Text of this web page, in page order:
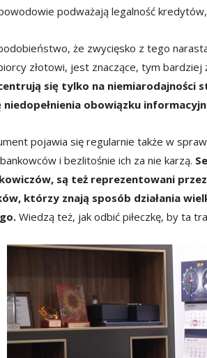
podważają legalność
że zwycięsko z tego
złotowi, jest znaczące, tym bardziej
się tylko na niemiarodajności
obowiązku
pojawia się regularnie także w
i bezlitośnie ich za nie karzą.
są też reprezentowani
którzy znają sposób działania
Wiedzą też, jak odbić piłeczkę, by ta